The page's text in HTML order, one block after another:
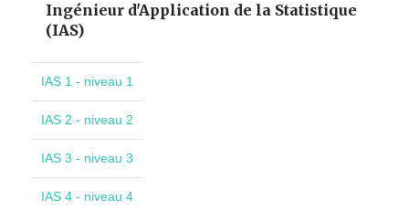
Ingénieur d'Application de la Statistique
(IAS)
IAS 1 - niveau 1
IAS 2 - niveau 2
IAS 3 - niveau 3
IAS 4 - niveau 4